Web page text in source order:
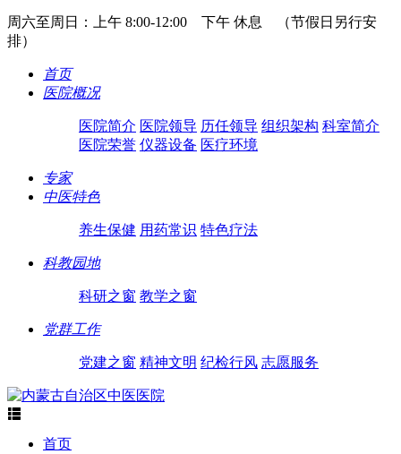
周六至周日：上午 8:00-12:00 下午 休息 （节假日另行安
排）
首页
医院概况
医院简介 医院领导 历任领导 组织架构 科室简介
医院荣誉 仪器设备 医疗环境
专家
中医特色
养生保健 用药常识 特色疗法
科教园地
科研之窗 教学之窗
党群工作
党建之窗 精神文明 纪检行风 志愿服务

首页